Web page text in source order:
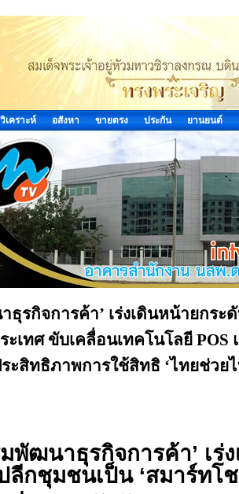
เคราะห์ อสังหา ขายตรง ประกัน ยานยนต์
ธุรกิจการค้า’ เร่งเดินหน้ายกร
ะเทศ ขับเคลื่อนเทคโนโลยี
ะสิทธิภาพการใช้สิทธิ ‘ไทยช่วยไ
พัฒนาธุรกิจการค้า’ เร่
ลีกชุมชนเป็น ‘สมาร์ทโ